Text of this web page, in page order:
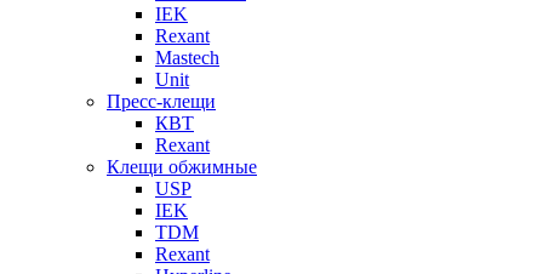
IEK
Rexant
Mastech
Unit
Пресс-клещи
КВТ
Rexant
Клещи обжимные
USP
IEK
TDM
Rexant